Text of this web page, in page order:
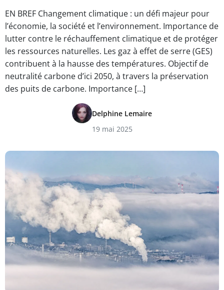
EN BREF Changement climatique : un défi majeur pour
l’économie, la société et l’environnement. Importance de
lutter contre le réchauffement climatique et de protéger
les ressources naturelles. Les gaz à effet de serre (GES)
contribuent à la hausse des températures. Objectif de
neutralité carbone d’ici 2050, à travers la préservation
des puits de carbone. Importance […]
Delphine Lemaire
19 mai 2025